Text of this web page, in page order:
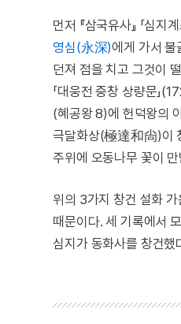
먼저 『삼국유사』 「심지
영심(永深)에게 가서
던져 점을 치고 그것이
「대웅전 중창 상량문
(혜공왕 8)에 헌덕왕의
극달화상(極達和尙)이
주위에 오동나무 꽃이
위의 3가지 창건 설화 가
때문이다. 세 기록에서
심지가 동화사를 창건